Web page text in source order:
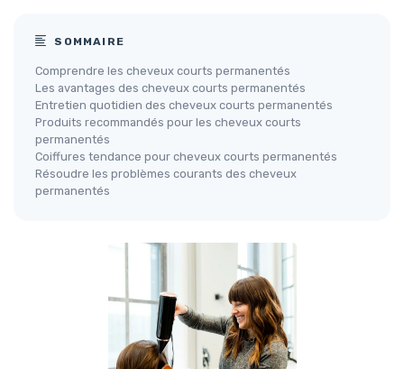
SOMMAIRE
Comprendre les cheveux courts permanentés
Les avantages des cheveux courts permanentés
Entretien quotidien des cheveux courts permanentés
Produits recommandés pour les cheveux courts
permanentés
Coiffures tendance pour cheveux courts permanentés
Résoudre les problèmes courants des cheveux
permanentés